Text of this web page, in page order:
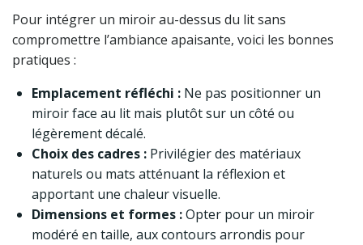
Pour intégrer un miroir au-dessus du lit sans
compromettre l’ambiance apaisante, voici les bonnes
pratiques :
Emplacement réfléchi : Ne pas positionner un
miroir face au lit mais plutôt sur un côté ou
légèrement décalé.
Choix des cadres : Privilégier des matériaux
naturels ou mats atténuant la réflexion et
apportant une chaleur visuelle.
Dimensions et formes :Opter pour un miroir
modéré en taille, aux contours arrondis pour